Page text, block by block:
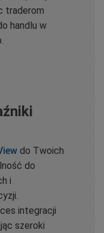
traderom
handlu w
do Twoich
do
i
integracji
szeroki